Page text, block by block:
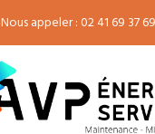
Nous appeler : 02 41 69 37 69